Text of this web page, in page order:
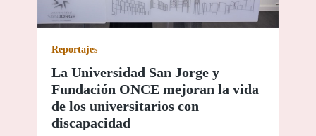
Reportajes
La Universidad San Jorge y
Fundación ONCE mejoran la vida
de los universitarios con
discapacidad